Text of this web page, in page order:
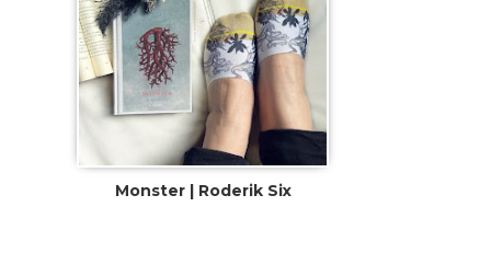
Monster | Roderik Six